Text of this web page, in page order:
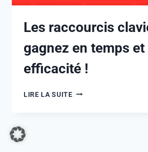
Les raccourcis
gagnez en temps et
efficacité !
LIRE LA SUITE